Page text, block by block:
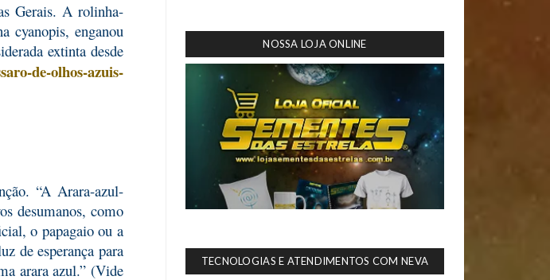
Gerais. A rolinha-
cyanopis, enganou
extinta desde
de-olhos-azuis-
“A Arara-azul-
desumanos, como
o papagaio ou a
de esperança para
arara azul.” (Vide
NOSSA LOJA ONLINE
TECNOLOGIAS E ATENDIMENTOS COM NEVA